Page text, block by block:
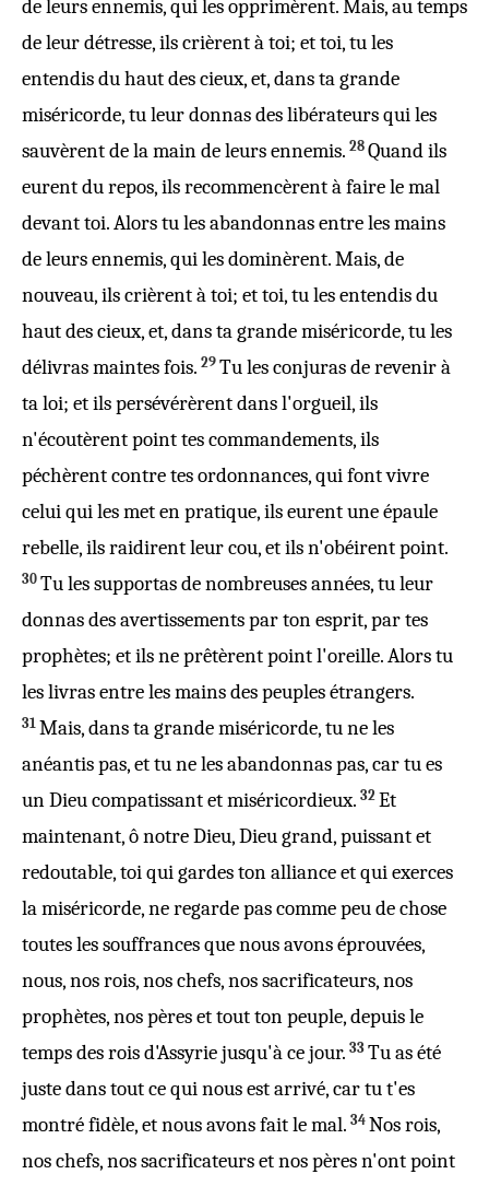
de leursennemis, qui lesopprimèrent. Mais, autemps
de leurdétresse, ilscrièrentà toi; et toi, tu les
entendisdu haut descieux, et, dans tagrande
miséricorde, tu leurdonnasdeslibérateursqui les
sauvèrentde lamainde leursennemis. 28 Quand ils
eurent durepos, ilsrecommencèrentàfairelemal
devanttoi. Alors tu lesabandonnasentre lesmains
de leursennemis, qui lesdominèrent. Mais, de
nouveau, ilscrièrentà toi; et toi, tu lesentendisdu
haut descieux, et, dans ta grandemiséricorde, tu les
délivrasmaintesfois. 29 Tu lesconjurasderevenirà
taloi; et ils persévérèrent dans l'orgueil, ils
n'écoutèrentpoint tescommandements, ils
péchèrentcontre tesordonnances, qui fontvivre
celuiqui les met enpratique, ils eurent uneépaule
rebelle, ilsraidirentleurcou, et ils n'obéirentpoint.
30 Tu lessupportasdenombreusesannées, tu leur
donnas desavertissementspar tonesprit,partes
prophètes; et ils ne prêtèrent point l'oreille. Alors tu
leslivrasentre lesmainsdespeuplesétrangers.
31 Mais, dans tagrandemiséricorde, tu ne les
anéantispas, et tu ne lesabandonnaspas, car tu es
unDieucompatissantetmiséricordieux. 32 Et
maintenant, ô notreDieu,Dieugrand,puissantet
redoutable, toi quigardestonallianceet qui exerces
lamiséricorde, ne regarde pas commepeude chose
toutes lessouffrancesque nous avonséprouvées,
nous, nosrois, noschefs, nossacrificateurs, nos
prophètes, nospèreset tout tonpeuple, depuis le
tempsdesroisd'Assyriejusqu'à cejour. 33 Tu as été
justedans tout ce qui nous estarrivé, car tu t'es
montréfidèle, et nous avons fait lemal. 34 Nosrois,
noschefs, nossacrificateurset nospèresn'ont point